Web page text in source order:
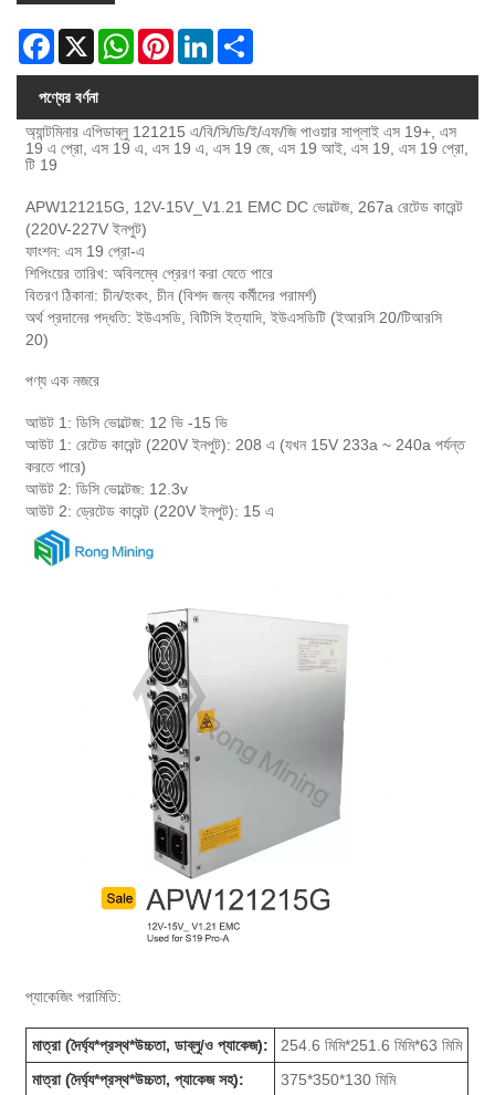
Facebook
X WhatsAppPinterestLinkedIn
পণ্যের বর্ণনা
অ্যান্টমিনার এপিডাব্লু 121215 এ/বি/সি/ডি/ই/এফ/জি পাওয়ার সাপ্লাই এস 19+, এস
19 এ প্রো, এস 19 এ, এস 19 এ, এস 19 জে, এস 19 আই, এস 19, এস 19 প্রো,
টি 19
APW121215G, 12V-15V_V1.21 EMC DC ভোল্টেজ, 267a রেটেড কারেন্ট
(220V-227V ইনপুট)
ফাংশন: এস 19 প্রো-এ
শিপিংয়ের তারিখ: অবিলম্বে প্রেরণ করা যেতে পারে
বিতরণ ঠিকানা: চীন/হংকং, চীন (বিশদ জন্য কর্মীদের পরামর্শ)
অর্থ প্রদানের পদ্ধতি: ইউএসডি, বিটিসি ইত্যাদি, ইউএসডিটি (ইআরসি 20/টিআরসি
20)
পণ্য এক নজরে
আউট 1: ডিসি ভোল্টেজ: 12 ভি -15 ভি
আউট 1: রেটেড কারেন্ট (220V ইনপুট): 208 এ (যখন 15V 233a ~ 240a পর্যন্ত
করতে পারে)
আউট 2: ডিসি ভোল্টেজ: 12.3v
আউট 2: ড্রেটেড কারেন্ট (220V ইনপুট): 15 এ
প্যাকেজিং পরামিতি:
মাত্রা (দৈর্ঘ্য*প্রস্থ*উচ্চতা, ডাব্লু/ও প্যাকেজ):
254.6 মিমি*251.6 মিমি*63 মিমি
মাত্রা (দৈর্ঘ্য*প্রস্থ*উচ্চতা, প্যাকেজ সহ):
375*350*130 মিমি